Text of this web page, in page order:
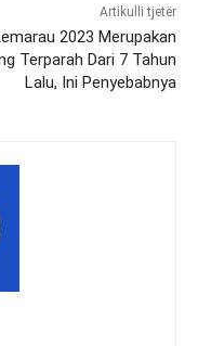
Artikulli tjetër
2023 Merupakan
Terparah Dari 7 Tahun
Lalu, Ini Penyebabnya